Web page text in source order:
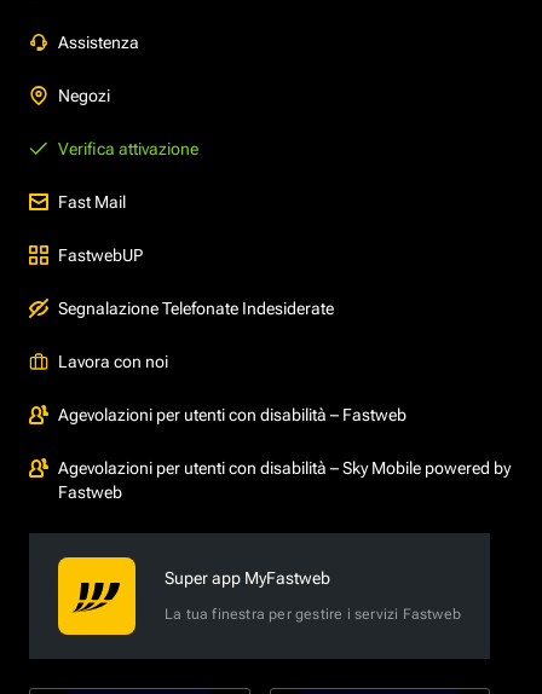
Assistenza
Negozi
Verifica attivazione
Fast Mail
FastwebUP
Segnalazione Telefonate Indesiderate
Lavora con noi
Agevolazioni per utenti con disabilità – Fastweb
Agevolazioni per utenti con disabilità – Sky Mobile powered by
Fastweb
Super app MyFastweb
La tua finestra per gestire i servizi Fastweb